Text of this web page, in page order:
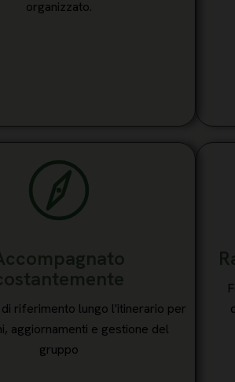
organizzato.
di riferimento lungo l'itinerario per
aggiornamenti e gestione del
gruppo